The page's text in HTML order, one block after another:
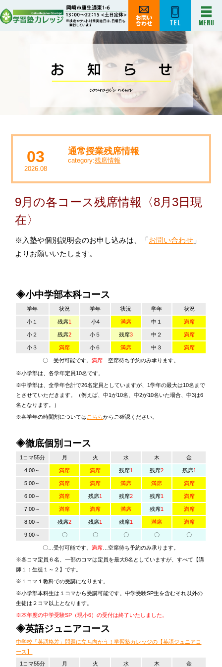
03
2026.08
通常授業残席情報
category:残席情報
9月の各コース残席情報〈8月3日現
在〉
※入塾や個別説明会のお申し込みは、「お問い合わせ 」
よりお願いいたします。
◈小中学部本科コース
学年 状況 学年 状況 学年 状況
小１ 残席1 小4 満席 中１ 満席
小２ 残席2 小５ 残席3 中２ 満席
小３ 満席 小６ 満席 中３ 満席
〇…受付可能です。満席 …空席待ち予約のみ承ります。
※小学部は、各学年定員10名です。
※中学部は、全学年合計で26名定員としていますが、1学年の最大は10名まで
とさせていただきます。（例えば、中1が10名、中2が10名いた場合、中3は6
名となります。）
※各学年の時間割については こちらからご確認ください。
◈徹底個別コース
1コマ55分 月 火 水 木 金
4:00～ 満席 満席 残席1 残席2 残席1
5:00～ 満席 満席 満席 満席 満席
6:00～ 満席 残席1 残席2 残席1 満席
7:00～ 満席 満席 満席 残席1 満席
8:00～ 残席2 残席1 残席1 満席 満席
9:00～ 〇 〇 〇 〇 〇
〇…受付可能です。満席 …空席待ち予約のみ承ります。
※各コマ定員６名、一部のコマは定員を最大8名としていますが、すべて【講
師１：生徒１～２】です。
※１コマ１教科での受講になります。
※小学部本科生は１コマから受講可能です。中学受験SP生を含むそれ以外の
生徒は２コマ以上となります。
※本年度の中学受験SP（現小6）の受付は終了いたしました。
◈英語ジュニアコース
中学校「英語格差」問題に立ち向かう！学習塾カレッジの【英語ジュニアコ
ース】
1コマ55分
月 火 水 木 金